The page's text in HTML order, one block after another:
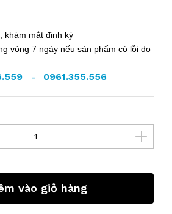
khám mắt định kỳ
vòng 7 ngày nếu sản phẩm có lỗi do
- 0961.355.556
vào giỏ hàng